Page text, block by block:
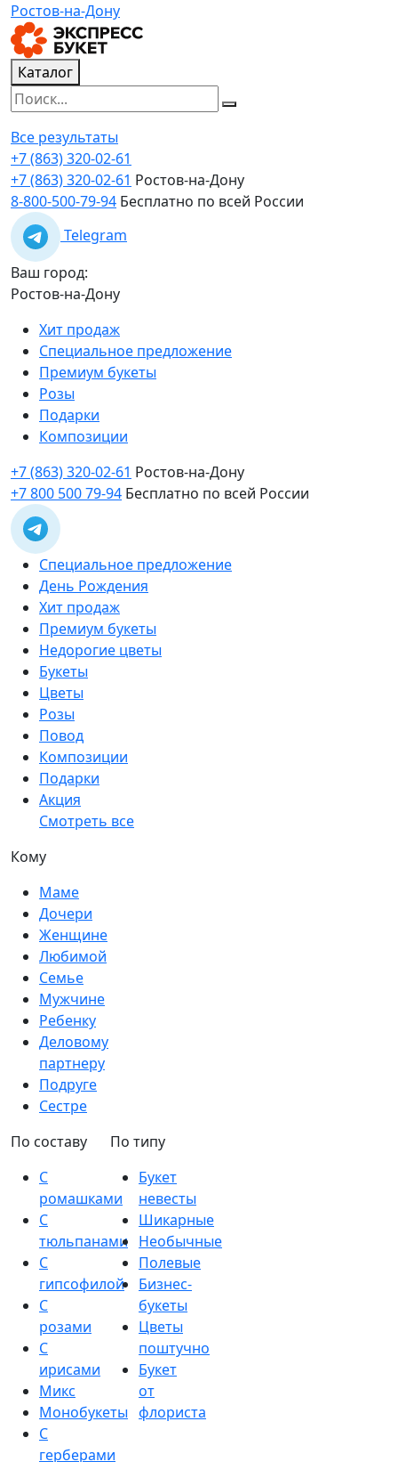
Ростов-на-Дону
Каталог
Все результаты
+7 (863) 320-02-61
+7 (863) 320-02-61 Ростов-на-Дону
8-800-500-79-94 Бесплатно по всей России
Telegram
Ваш город:
Ростов-на-Дону
Хит продаж
Специальное предложение
Премиум букеты
Розы
Подарки
Композиции
+7 (863) 320-02-61 Ростов-на-Дону
+7 800 500 79-94 Бесплатно по всей России
Специальное предложение
День Рождения
Хит продаж
Премиум букеты
Недорогие цветы
Букеты
Цветы
Розы
Повод
Композиции
Подарки
Акция
Смотреть все
Кому
Маме
Дочери
Женщине
Любимой
Семье
Мужчине
Ребенку
Деловому
партнеру
Подруге
Сестре
По составу
С
ромашками
С
тюльпанами
С
гипсофилой
С
розами
С
ирисами
Микс
Монобукеты
С
герберами
По типу
Букет
невесты
Шикарные
Необычные
Полевые
Бизнес-
букеты
Цветы
поштучно
Букет
от
флориста